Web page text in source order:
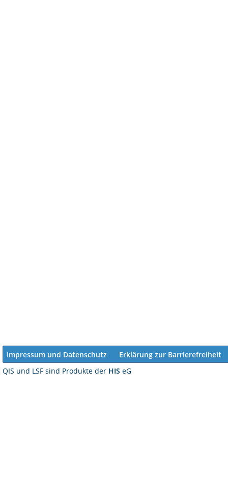
Impressum und Datenschutz
Erklärung zur Barrierefreiheit
QIS und LSF sind Produkte der HIS eG